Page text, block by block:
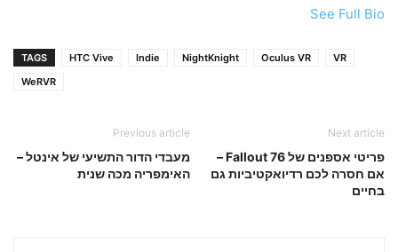
See Full Bio
TAGS HTC Vive Indie NightKnight Oculus VR
VR
WeRVR
Previous article
מעבדי הדור התשיעי של אינטל –
האימפריה מכה שנית
Next article
פריטי אספנים של Fallout 76 –
אם חסרה לכם רדיואקטיביות גם
בחיים